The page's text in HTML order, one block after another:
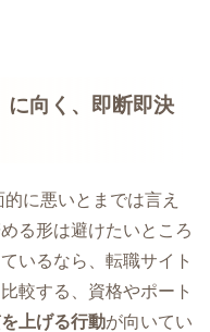
に向く、即断即決
に悪いとまでは言え
る形は避けたいところ
いるなら、転職サイト
較する、資格やポート
上げる行動が向いてい